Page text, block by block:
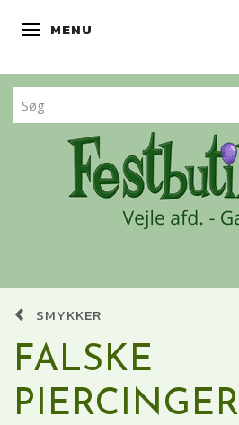
SKIFTE NAVIGATION
MENU
SMYKKER
FALSKE
PIERCINGER